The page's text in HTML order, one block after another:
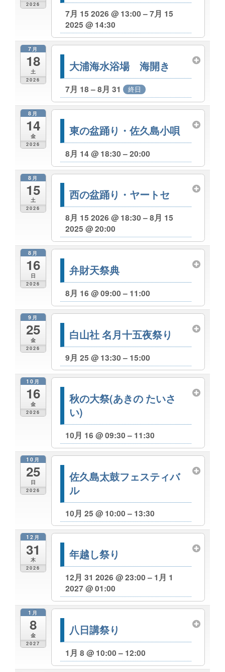
2026
7月 15 2026 @ 13:00 – 7月 15
2025 @ 14:30
7月
18
土
2026
大浦海水浴場 海開き
7月 18 – 8月 31 終日
8月
14
金
2026
東の盆踊り・佐久島小唄
8月 14 @ 18:30 – 20:00
8月
15
土
2026
西の盆踊り・ヤートセ
8月 15 2026 @ 18:30 – 8月 15
2025 @ 20:00
8月
16
日
2026
弁財天祭典
8月 16 @ 09:00 – 11:00
9月
25
金
2026
白山社 名月十五夜祭り
9月 25 @ 13:30 – 15:00
10月
16
金
2026
秋の大祭(あきの たいさ
い)
10月 16 @ 09:30 – 11:30
10月
25
日
2026
佐久島太鼓フェスティバ
ル
10月 25 @ 10:00 – 13:30
12月
31
木
2026
年越し祭り
12月 31 2026 @ 23:00 – 1月 1
2027 @ 01:00
1月
8
金
2027
八日講祭り
1月 8 @ 10:00 – 12:00